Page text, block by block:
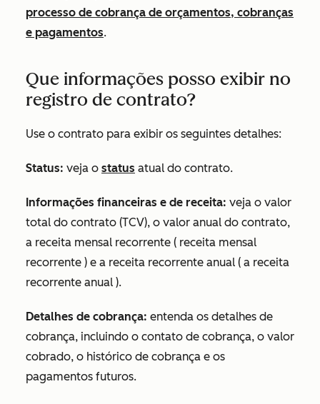
processo de cobrança de orçamentos, cobranças
e pagamentos.
Que informações posso exibir no
registro de contrato?
Use o contrato para exibir os seguintes detalhes:
Status: veja o status atual do contrato.
Informações financeiras e de receita: veja o valor
total do contrato (TCV), o valor anual do contrato,
a receita mensal recorrente ( receita mensal
recorrente ) e a receita recorrente anual ( a receita
recorrente anual ).
Detalhes de cobrança: entenda os detalhes de
cobrança, incluindo o contato de cobrança, o valor
cobrado, o histórico de cobrança e os
pagamentos futuros.